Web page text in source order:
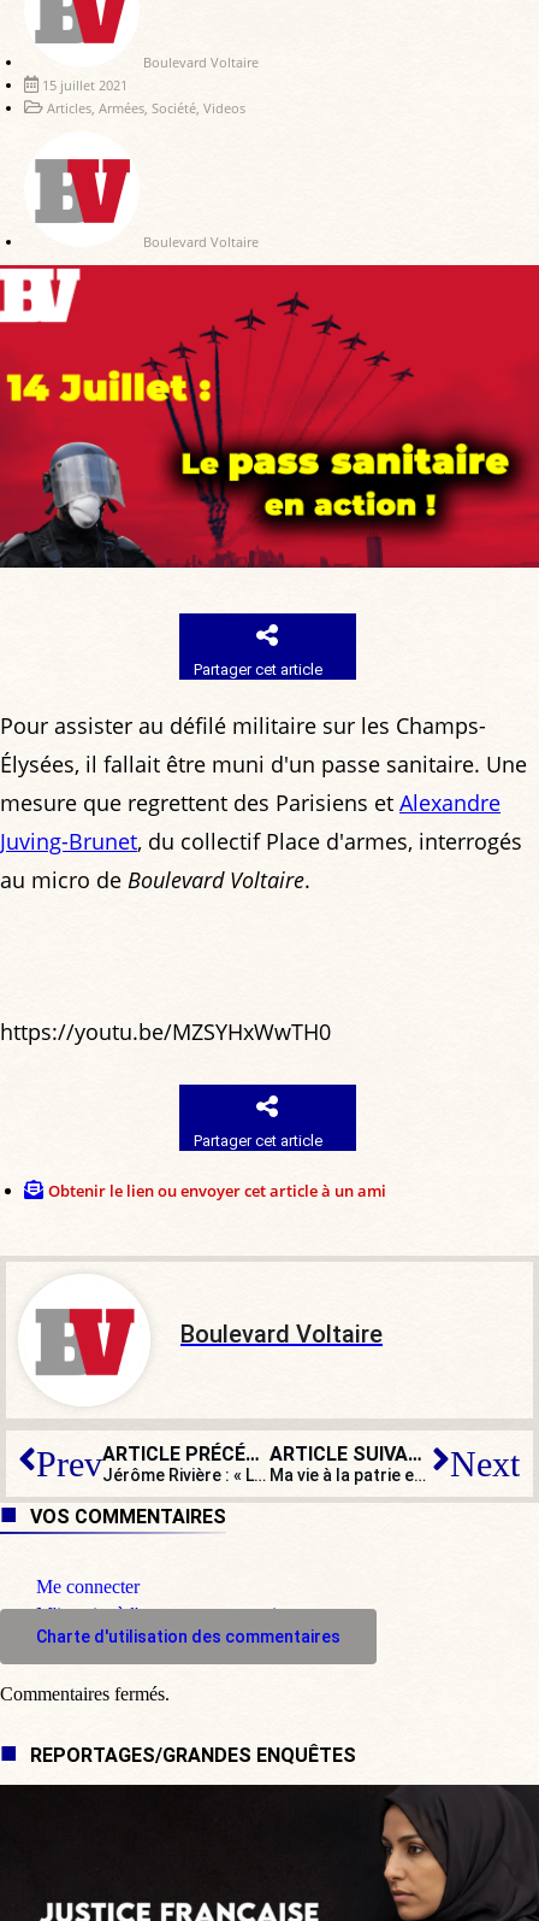
Boulevard Voltaire
15 juillet 2021
Articles Armées Société Videos
Boulevard Voltaire
Partager cet article
Pour assister au défilé militaire sur les Champs-
Élysées, il fallait être muni d'un passe sanitaire. Une
mesure que regrettent des Parisiens et Alexandre
Juving-Brunet, du collectif Place d'armes, interrogés
au micro de Boulevard Voltaire.
https://youtu.be/MZSYHxWwTH0
Partager cet article
Obtenir le lien ou envoyer cet article à un ami
Boulevard Voltaire
Prev ARTICLE PRÉCÉDENT
Jérôme Rivière : « Le passe sanitaire cache une vaccination obligatoire »
ARTICLE SUIVANT
Ma vie à la patrie et mon cœur aux dames : c’est encore possible, en 2021, et les Français aiment ça ! Next
VOS COMMENTAIRES
Me connecter
M'inscrire à l'espace commentaire
Charte d'utilisation des commentaires
Commentaires fermés.
REPORTAGES/GRANDES ENQUÊTES